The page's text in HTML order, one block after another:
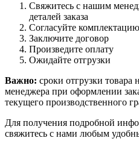
Свяжитесь с нашим
деталей заказа
Согласуйте
Заключите договор
Произведите оплату
Ожидайте отгрузки
Важно: сроки отгрузки товара
менеджера при оформлении
текущего производственного
Для получения подробной
свяжитесь с нами любым